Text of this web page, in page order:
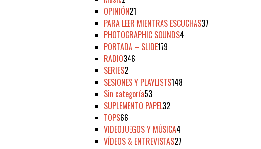
OPINIÓN21
PARA LEER MIENTRAS ESCUCHAS37
PHOTOGRAPHIC SOUNDS4
PORTADA – SLIDE179
RADIO346
SERIES2
SESIONES Y PLAYLISTS148
Sin categoría53
SUPLEMENTO PAPEL32
TOPS66
VIDEOJUEGOS Y MÚSICA4
VÍDEOS & ENTREVISTAS27